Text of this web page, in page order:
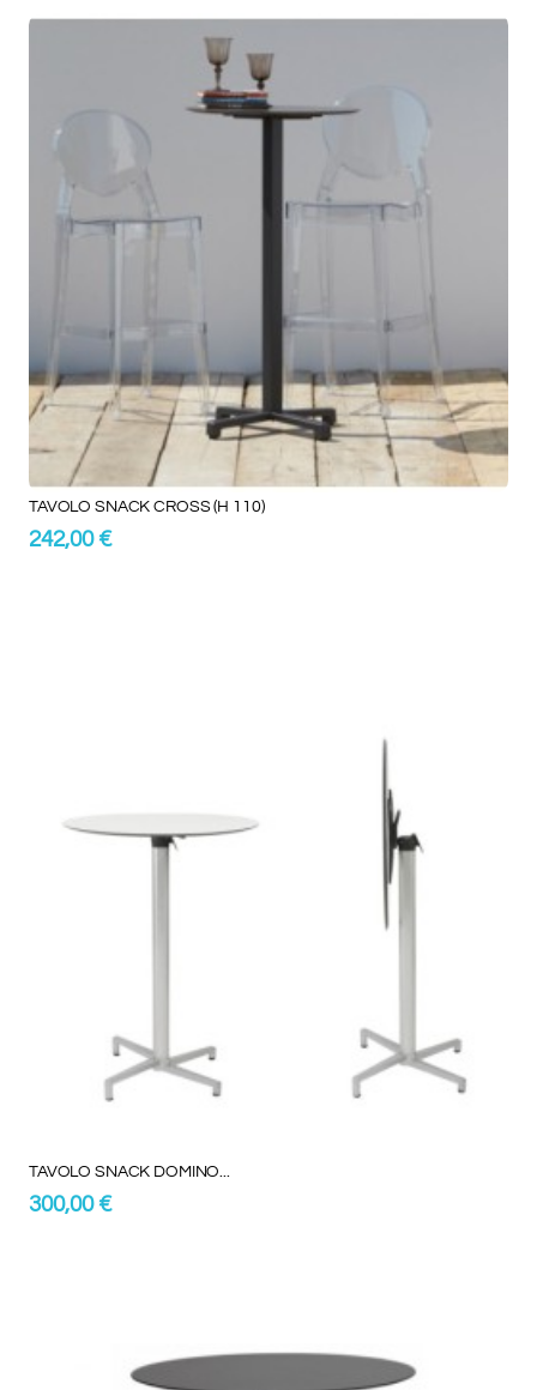
TAVOLO SNACK CROSS (H 110)
242,00 €
TAVOLO SNACK DOMINO...
300,00 €